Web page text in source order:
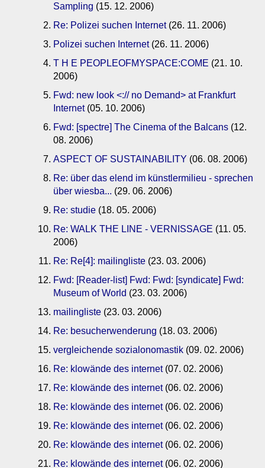
Sampling (15. 12. 2006)
Re: Polizei suchen Internet(26. 11. 2006)
Polizei suchen Internet(26. 11. 2006)
T H E PEOPLEOFMYSPACE:COME (21. 10.
2006)
Fwd: new look <:// no Demand> at Frankfurt
Internet(05. 10. 2006)
Fwd: [spectre] The Cinema of the Balcans (12.
08. 2006)
ASPECT OF SUSTAINABILITY (06. 08. 2006)
Re: über das elend im künstlermilieu - sprechen
über wiesba... (29. 06. 2006)
Re: studie (18. 05. 2006)
Re: WALK THE LINE - VERNISSAGE (11. 05.
2006)
Re: Re[4]: mailingliste (23. 03. 2006)
Fwd: [Reader-list] Fwd: Fwd: [syndicate] Fwd:
Museum of World (23. 03. 2006)
mailingliste (23. 03. 2006)
Re: besucherwenderung (18. 03. 2006)
vergleichende sozialonomastik (09. 02. 2006)
Re: klowände des internet(07. 02. 2006)
Re: klowände des internet(06. 02. 2006)
Re: klowände des internet(06. 02. 2006)
Re: klowände des internet(06. 02. 2006)
Re: klowände des internet(06. 02. 2006)
Re: klowände des internet(06. 02. 2006)